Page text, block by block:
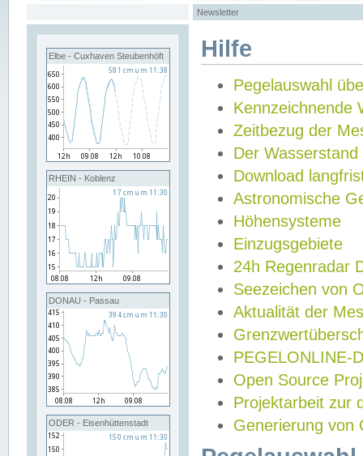
Newsletter
Elbe - Cuxhaven Steubenhöft
RHEIN - Koblenz
DONAU - Passau
ODER - Eisenhüttenstadt
Hilfe
Pegelauswahl
Kennzeichnende
Zeitbezug der
Der Wasserstand
Download
Astronomische
Höhensysteme
Einzugsgebiete
24h Regenradar
Seezeichen von
Aktualität der
PEGELONLINE-
Open Source
Projektarbeit zur
Generierung von